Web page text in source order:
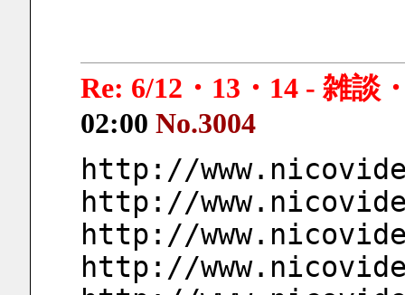
Re: 6/12・13・14 - 雑談
02:00 No.3004
http://
http://
http://
http://